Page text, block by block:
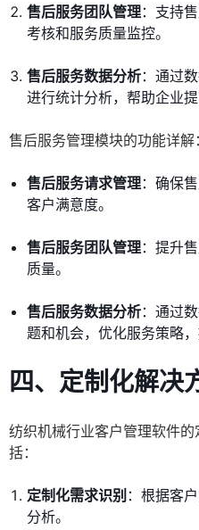
售后服务团队管理：支持
考核和服务质量监控。
售后服务数据分析：通过
进行统计分析，帮助企业提
售后服务管理模块的功能详解：
售后服务请求管理：确保
客户满意度。
售后服务团队管理：提升
质量。
售后服务数据分析：通过
题和机会，优化服务策略，
四、定制化解决
纺织机械行业客户管理软件
括：
定制化需求识别 ：根据客
分析。